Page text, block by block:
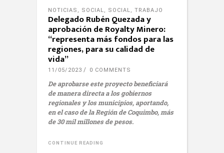
NOTICIAS , SOCIAL, SOCIAL, TRABAJO
Delegado Rubén Quezada y
aprobación de Royalty Minero:
“representa más fondos para las
regiones, para su calidad de
vida”
11/05/2023 0 COMMENTS
De aprobarse este proyecto beneficiará
de manera directa a los gobiernos
regionales y los municipios, aportando,
en el caso de la Región de Coquimbo, más
de 30 mil millones de pesos.
CONTINUE READING